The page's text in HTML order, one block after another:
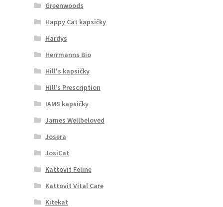
Greenwoods
Happy Cat kapsičky
Hardys
Herrmanns Bio
Hill's kapsičky
Hill’s Prescription
IAMS kapsičky
James Wellbeloved
Josera
JosiCat
Kattovit Feline
Kattovit Vital Care
Kitekat